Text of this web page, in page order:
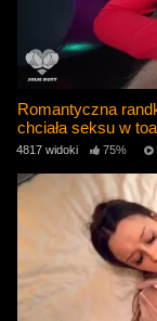
Romantyczna
chciała seksu w
4817 widoki 75%